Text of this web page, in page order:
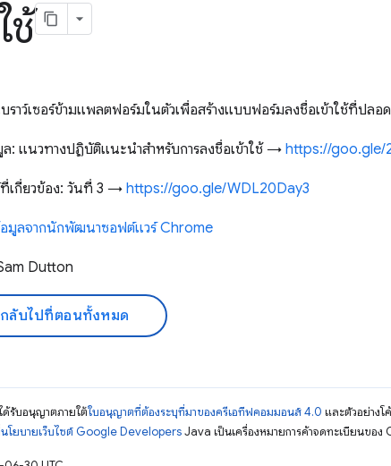
ช้
บราว์เซอร์ข้ามแพลตฟอร์มในตัวเพื่อสร้างแบบฟอร์มลงชื่อเข้าใช้ที่ปลอ
: แนวทางปฏิบัติแนะนำสำหรับการลงชื่อเข้าใช้ → https://goo.gle/
เกี่ยวข้อง: วันที่ 3 → https://goo.gle/WDL20Day3
มูลจากนักพัฒนาซอฟต์แวร์ Chrome
Dutton
กลับไปที่ตอนทั้งหมด
ด้รับอนุญาตภายใต้ใบอนุญาตที่ต้องระบุที่มาของครีเอทีฟคอมมอนส์ 4.0 และตัวอย่าง
นโยบายเว็บไซต์ Google DevelopersJava เป็นเครื่องหมายการค้าจดทะเบียนขอ